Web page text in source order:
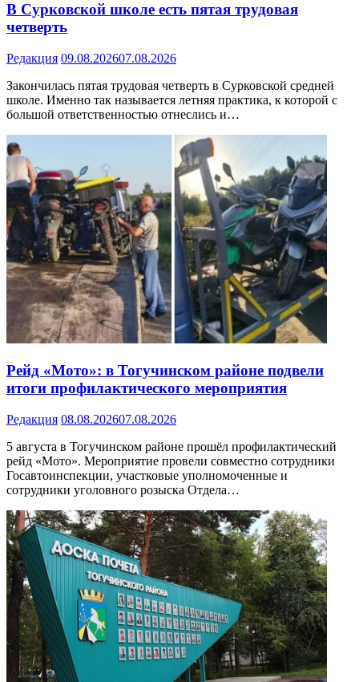
В Сурковской школе есть пятая трудовая
четверть
Редакция 09.08.202607.08.2026
Закончилась пятая трудовая четверть в Сурковской средней
школе. Именно так называется летняя практика, к которой с
большой ответственностью отнеслись и…
Рейд «Мото»: в Тогучинском районе подвели
итоги профилактического мероприятия
Редакция 08.08.202607.08.2026
5 августа в Тогучинском районе прошёл профилактический
рейд «Мото». Мероприятие провели совместно сотрудники
Госавтоинспекции, участковые уполномоченные и
сотрудники уголовного розыска Отдела…